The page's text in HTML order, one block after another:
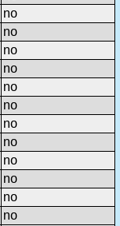
no
no
no
no
no
no
no
no
no
no
no
no